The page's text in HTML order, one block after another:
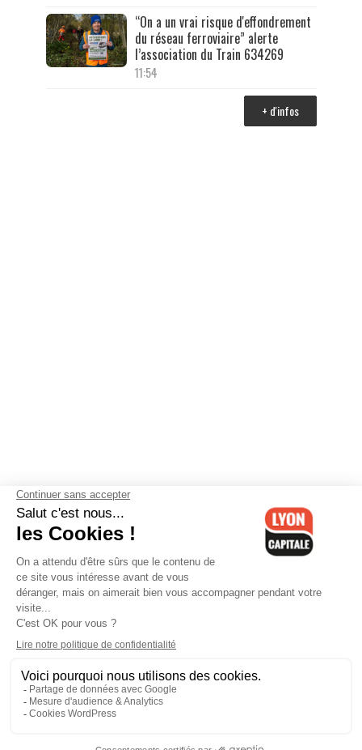
“On a un vrai risque d'effondrement
du réseau ferroviaire” alerte
l’association du Train 634269
11:54
+ d'infos
Contactez-nous-Mentions légales-CGV-Politique de
confidentialité-Gestion des cookies